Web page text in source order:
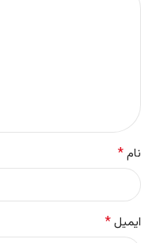
نام*
ایمیل*